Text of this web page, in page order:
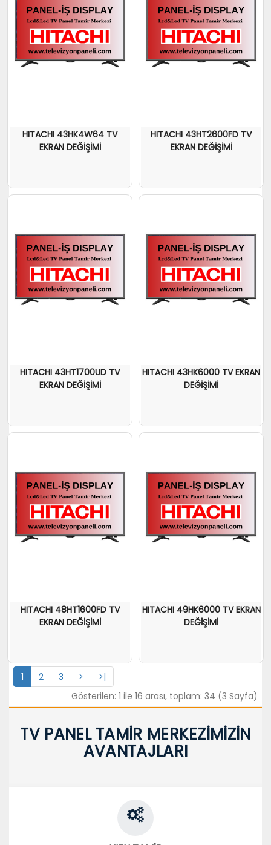
HITACHI 43HK4W64 TV
EKRAN DEĞİŞİMİ
HITACHI 43HT2600FD TV
EKRAN DEĞİŞİMİ
HITACHI 43HT1700UD TV
EKRAN DEĞİŞİMİ
HITACHI 43HK6000 TV EKRAN
DEĞİŞİMİ
HITACHI 48HT1600FD TV
EKRAN DEĞİŞİMİ
HITACHI 49HK6000 TV EKRAN
DEĞİŞİMİ
1 2 3 >
>|
Gösterilen: 1 ile 16 arası, toplam: 34 (3 Sayfa)
TV PANEL TAMİR MERKEZİMİZİN
AVANTAJLARI